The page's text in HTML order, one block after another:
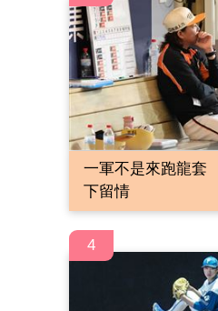
一軍不是來跑龍
下留情
4